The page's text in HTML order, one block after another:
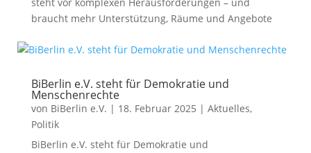
braucht mehr Unterstützung, Räume und Angebote
BiBerlin e.V. steht für Demokratie und
Menschenrechte
von BiBerlin e.V. | 18. Februar 2025 | Aktuelles,
Politik
BiBerlin e.V. steht für Demokratie und